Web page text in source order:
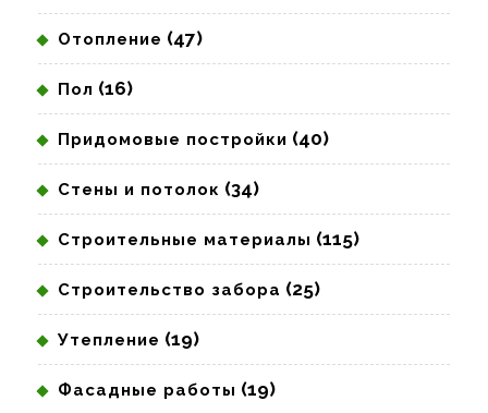
Отопление (47)
Пол (16)
Придомовые постройки (40)
Стены и потолок (34)
Строительные материалы (115)
Строительство забора (25)
Утепление (19)
Фасадные работы (19)